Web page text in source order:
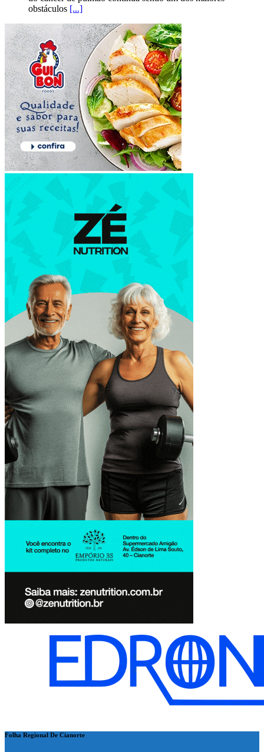
obstáculos [...]
Folha Regional De Cianorte